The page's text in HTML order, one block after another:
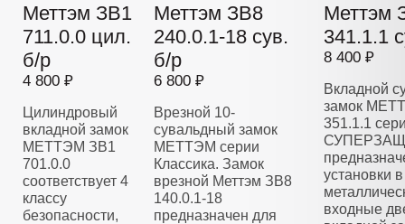
Меттэм ЗВ1
711.0.0 цил.
б/р
4 800 ₽
Цилиндровый
вкладной замок
МЕТТЭМ ЗВ1
701.0.0
соответствует 4
классу
безопасности,
Меттэм ЗВ8
240.0.1-18 сув.
б/р
6 800 ₽
Врезной 10-
сувальдный замок
МЕТТЭМ серии
Классика. Замок
врезной Меттэм ЗВ8
140.0.1-18
предназначен для
Меттэм
341.1.1
8 400 ₽
Вкладной
замок
351.1.1
установки в
входные